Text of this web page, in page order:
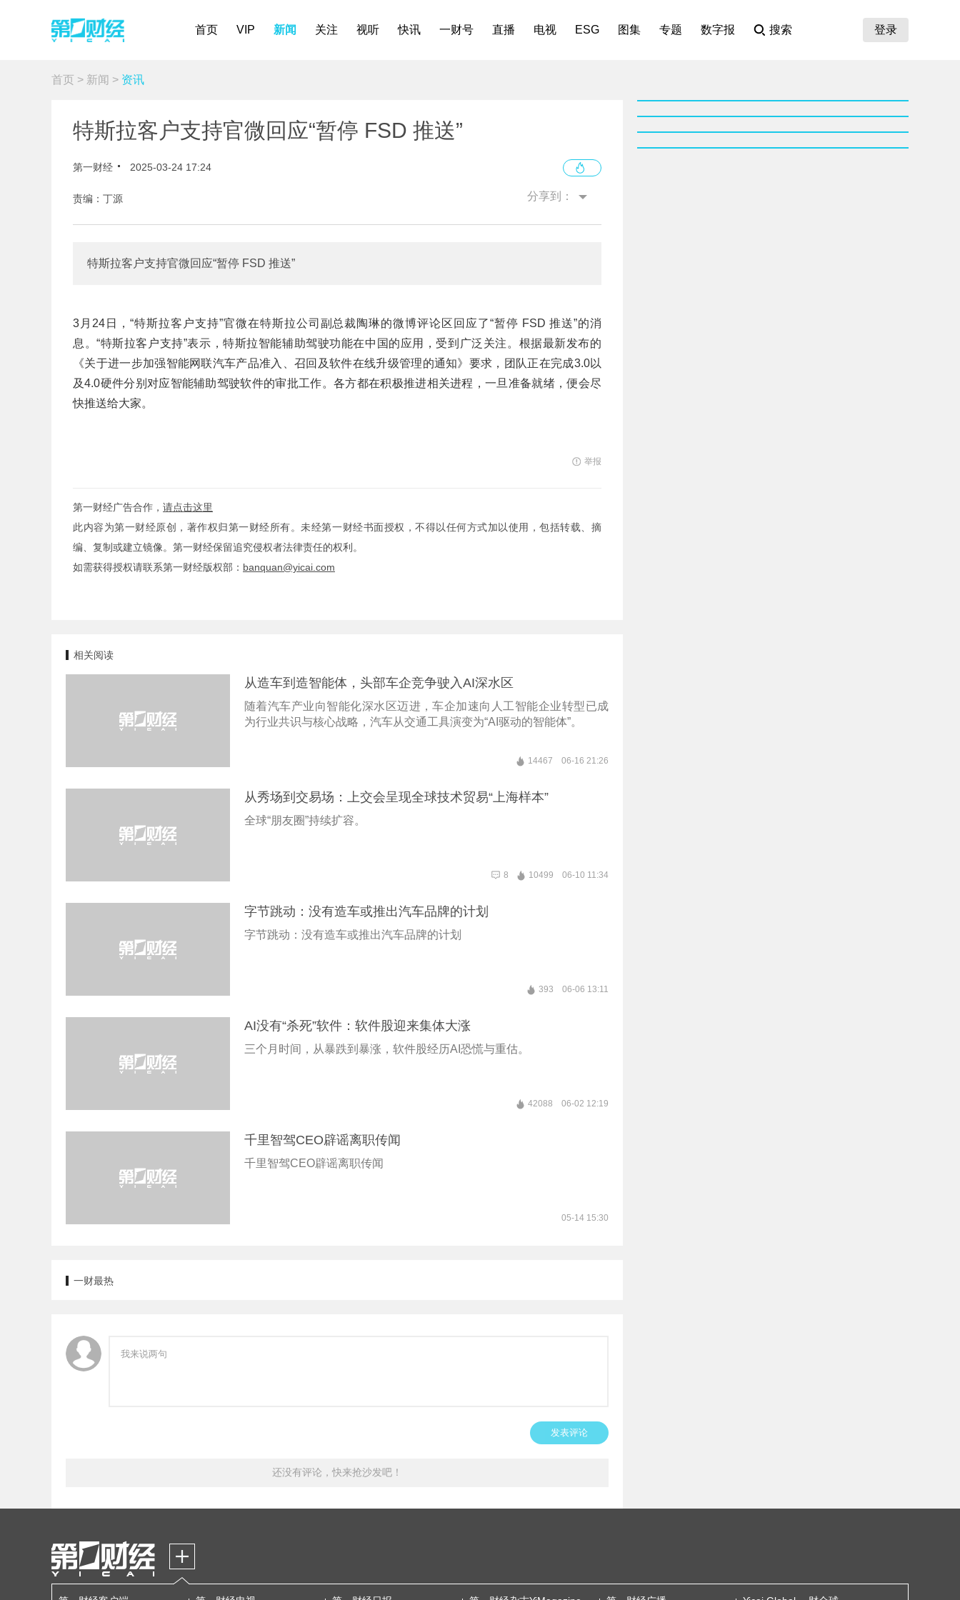
首页 VIP 新闻 关注 视听 快讯 一财号 直播 电视 ESG 图集 专题 数字报 搜索 登录
首页 > 新闻 > 资讯
特斯拉客户支持官微回应“暂停 FSD 推送”
第一财经 2025-03-24 17:24
责编：丁源 分享到：
特斯拉客户支持官微回应“暂停 FSD 推送”
3月24日，“特斯拉客户支持”官微在特斯拉公司副总裁陶琳的微博评论区回应了“暂停 FSD 推送”的消
息。“特斯拉客户支持”表示，特斯拉智能辅助驾驶功能在中国的应用，受到广泛关注。根据最新发布的
《关于进一步加强智能网联汽车产品准入、召回及软件在线升级管理的通知》要求，团队正在完成3.0以
及4.0硬件分别对应智能辅助驾驶软件的审批工作。各方都在积极推进相关进程，一旦准备就绪，便会尽
快推送给大家。
举报
第一财经广告合作， 请点击这里
此内容为第一财经原创，著作权归第一财经所有。未经第一财经书面授权，不得以任何方式加以使用，包括转载、摘
编、复制或建立镜像。第一财经保留追究侵权者法律责任的权利。
如需获得授权请联系第一财经版权部： banquan@yicai.com
相关阅读
从造车到造智能体，头部车企竞争驶入AI深水区
随着汽车产业向智能化深水区迈进，车企加速向人工智能企业转型已成
为行业共识与核心战略，汽车从交通工具演变为“AI驱动的智能体”。
14467 06-16 21:26
从秀场到交易场：上交会呈现全球技术贸易“上海样本”
全球“朋友圈”持续扩容。
8 10499 06-10 11:34
字节跳动：没有造车或推出汽车品牌的计划
字节跳动：没有造车或推出汽车品牌的计划
393 06-06 13:11
AI没有“杀死”软件：软件股迎来集体大涨
三个月时间，从暴跌到暴涨，软件股经历AI恐慌与重估。
42088 06-02 12:19
千里智驾CEO辟谣离职传闻
千里智驾CEO辟谣离职传闻
05-14 15:30
一财最热
发表评论
还没有评论，快来抢沙发吧！